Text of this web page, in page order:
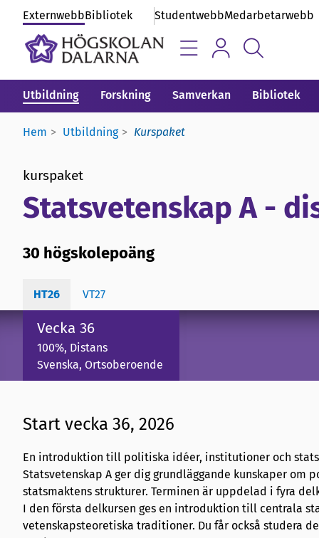
ExternwebbBibliotek StudentwebbMedarbetarwebb
Utbildning Forskning Samverkan Bibliotek
Hem Utbildning Kurspaket
kurspaket
Statsvetenskap A -
30 högskolepoäng
HT26 VT27
Vecka 36
100%, Distans
Svenska, Ortsoberoende
Start vecka 36, 2026
En introduktion till politiska idéer, institutioner och
Statsvetenskap A ger dig grundläggande kunskaper om
statsmaktens strukturer. Terminen är uppdelad i fyra
I den första delkursen ges en introduktion till centrala
vetenskapsteoretiska traditioner. Du får också studera